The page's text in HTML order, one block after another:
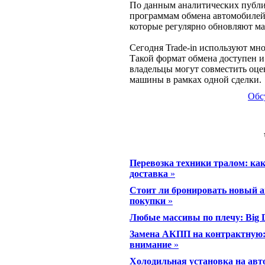
По данным аналитических
программам обмена
которые регулярно обновляют
Сегодня Trade-in используют
Такой формат обмена доступен
владельцы могут совместить
машины в рамках одной сделки.
Перевозка техники тралом:
доставка »
Стоит ли бронировать новый
покупки »
Любые массивы по плечу: Big
Замена АКПП на контрактную:
внимание »
Холодильная установка на